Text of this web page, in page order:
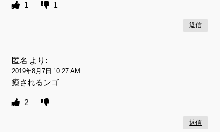
1 1
返信
匿名 より:
2019年8月7日 10:27 AM
癒されるンゴ
2
返信